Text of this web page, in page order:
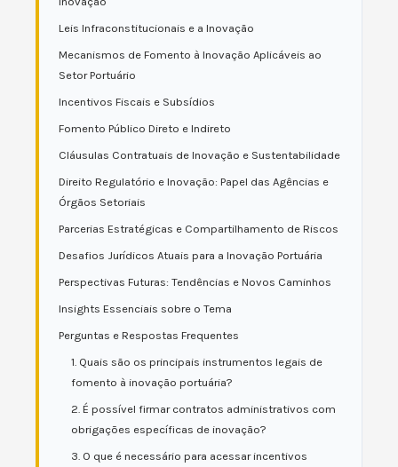
Leis Infraconstitucionais e a Inovação
Mecanismos de Fomento à Inovação Aplicáveis ao
Setor Portuário
Incentivos Fiscais e Subsídios
Fomento Público Direto e Indireto
Cláusulas Contratuais de Inovação e Sustentabilidade
Direito Regulatório e Inovação: Papel das Agências e
Órgãos Setoriais
Parcerias Estratégicas e Compartilhamento de Riscos
Desafios Jurídicos Atuais para a Inovação Portuária
Perspectivas Futuras: Tendências e Novos Caminhos
Insights Essenciais sobre o Tema
Perguntas e Respostas Frequentes
1. Quais são os principais instrumentos legais de
fomento à inovação portuária?
2. É possível firmar contratos administrativos com
obrigações específicas de inovação?
3. O que é necessário para acessar incentivos